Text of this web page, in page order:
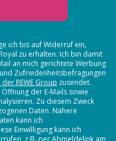
ich bis auf Widerruf ein,
zu erhalten. Ich bin damit
an mich gerichtete Werbung
Zufriedenheitsbefragungen
REWE Group zusendet.
der E-Mails sowie
Zu diesem Zweck
Daten. Nähere
kann ich
Einwilligung kann ich
z.B. per Abmeldelink am